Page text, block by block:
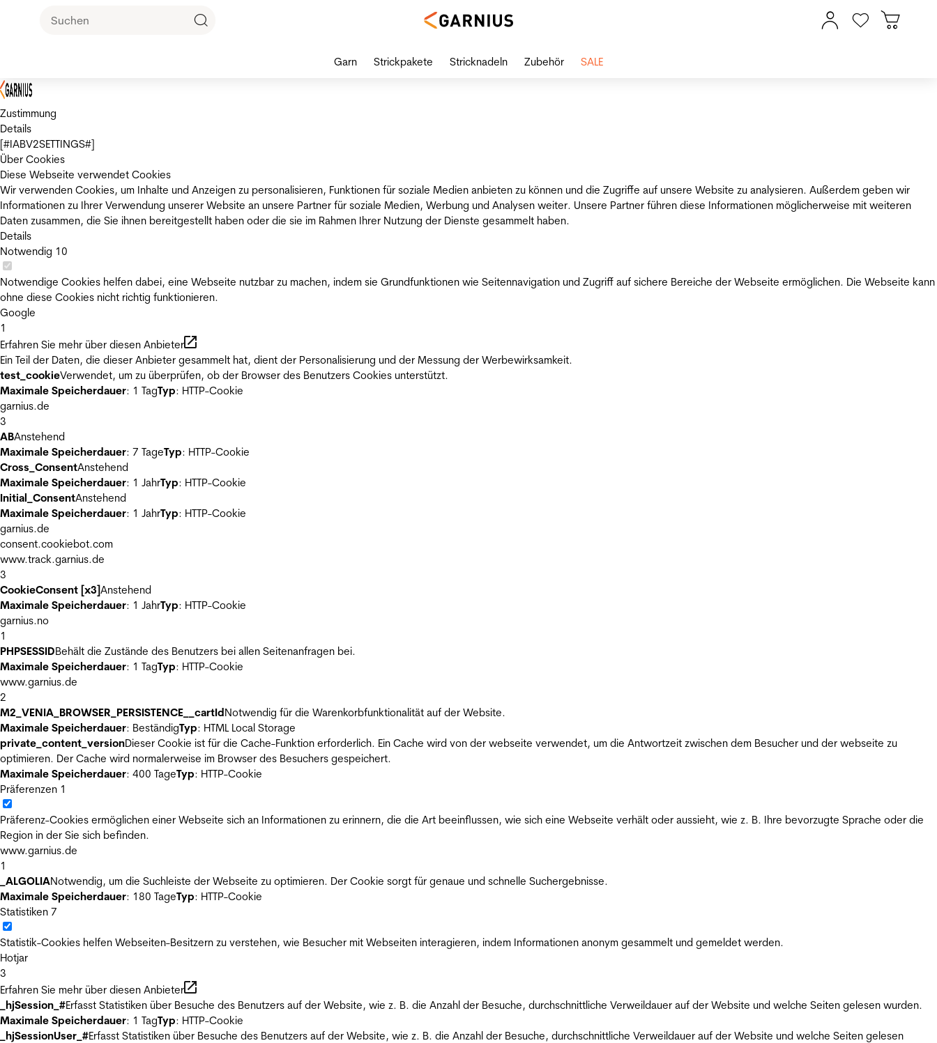
Zustimmung
Details
[#IABV2SETTINGS#]
Über Cookies
Diese Webseite verwendet Cookies
Wir verwenden Cookies, um Inhalte und Anzeigen zu personalisieren, Funktionen für soziale Medien anbieten zu können und die Zugriffe auf unsere Website zu analysieren. Außerdem geben wir
Informationen zu Ihrer Verwendung unserer Website an unsere Partner für soziale Medien, Werbung und Analysen weiter. Unsere Partner führen diese Informationen möglicherweise mit weiteren
Daten zusammen, die Sie ihnen bereitgestellt haben oder die sie im Rahmen Ihrer Nutzung der Dienste gesammelt haben.
Details
Notwendig 10
Notwendige Cookies helfen dabei, eine Webseite nutzbar zu machen, indem sie Grundfunktionen wie Seitennavigation und Zugriff auf sichere Bereiche der Webseite ermöglichen. Die Webseite kann
ohne diese Cookies nicht richtig funktionieren.
Google
1
Erfahren Sie mehr über diesen Anbieter
Ein Teil der Daten, die dieser Anbieter gesammelt hat, dient der Personalisierung und der Messung der Werbewirksamkeit.
test_cookieVerwendet, um zu überprüfen, ob der Browser des Benutzers Cookies unterstützt.
Maximale Speicherdauer: 1 TagTyp: HTTP-Cookie
garnius.de
3
ABAnstehend
Maximale Speicherdauer: 7 TageTyp: HTTP-Cookie
Cross_ConsentAnstehend
Maximale Speicherdauer: 1 JahrTyp: HTTP-Cookie
Initial_ConsentAnstehend
Maximale Speicherdauer: 1 JahrTyp: HTTP-Cookie
garnius.de
consent.cookiebot.com
www.track.garnius.de
3
CookieConsent [x3]Anstehend
Maximale Speicherdauer: 1 JahrTyp: HTTP-Cookie
garnius.no
1
PHPSESSIDBehält die Zustände des Benutzers bei allen Seitenanfragen bei.
Maximale Speicherdauer: 1 TagTyp: HTTP-Cookie
www.garnius.de
2
M2_VENIA_BROWSER_PERSISTENCE__cartIdNotwendig für die Warenkorbfunktionalität auf der Website.
Maximale Speicherdauer: BeständigTyp: HTML Local Storage
private_content_versionDieser Cookie ist für die Cache-Funktion erforderlich. Ein Cache wird von der webseite verwendet, um die Antwortzeit zwischen dem Besucher und der webseite zu
optimieren. Der Cache wird normalerweise im Browser des Besuchers gespeichert.
Maximale Speicherdauer: 400 TageTyp: HTTP-Cookie
Präferenzen 1
Präferenz-Cookies ermöglichen einer Webseite sich an Informationen zu erinnern, die die Art beeinflussen, wie sich eine Webseite verhält oder aussieht, wie z. B. Ihre bevorzugte Sprache oder die
Region in der Sie sich befinden.
www.garnius.de
1
_ALGOLIANotwendig, um die Suchleiste der Webseite zu optimieren. Der Cookie sorgt für genaue und schnelle Suchergebnisse.
Maximale Speicherdauer: 180 TageTyp: HTTP-Cookie
Statistiken 7
Statistik-Cookies helfen Webseiten-Besitzern zu verstehen, wie Besucher mit Webseiten interagieren, indem Informationen anonym gesammelt und gemeldet werden.
Hotjar
3
Erfahren Sie mehr über diesen Anbieter
_hjSession_#Erfasst Statistiken über Besuche des Benutzers auf der Website, wie z. B. die Anzahl der Besuche, durchschnittliche Verweildauer auf der Website und welche Seiten gelesen wurden.
Maximale Speicherdauer: 1 TagTyp: HTTP-Cookie
_hjSessionUser_#Erfasst Statistiken über Besuche des Benutzers auf der Website, wie z. B. die Anzahl der Besuche, durchschnittliche Verweildauer auf der Website und welche Seiten gelesen
Garn Strickpakete Stricknadeln Zubehör SALE